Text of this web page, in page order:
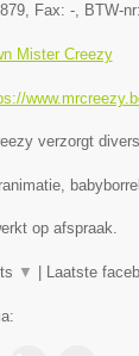
, Fax: -, BTW-nr:
Mister Creezy
verzorgt
op afspraak.
▼ Laatste